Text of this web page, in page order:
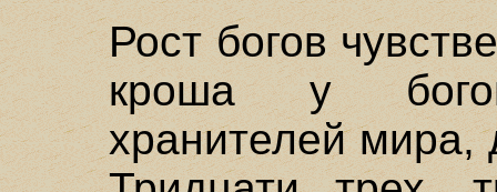
Рост богов
кроша у
хранителей мира,